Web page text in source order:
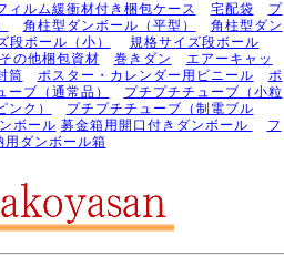
ィルム緩衝材付き梱包ケース 宅配袋
プ
角柱型ダンボール（平型）
角柱型ダン
段ボール（小）
規格サイズ段ボール
その他梱包資材 巻きダン
エアーキャッ
筒 ポスター・カレンダー用ビニール
ポ
ーブ（通常品）
プチプチチューブ（小粒
ク）
プチプチチューブ（制電ブル
ボール 募金箱用開口付きダンボール
フ
ダンボール箱